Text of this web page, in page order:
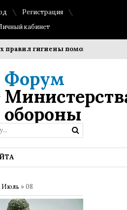
Регистрация
кабинет
гигиены помогает
Форум
обороны
Июль »08